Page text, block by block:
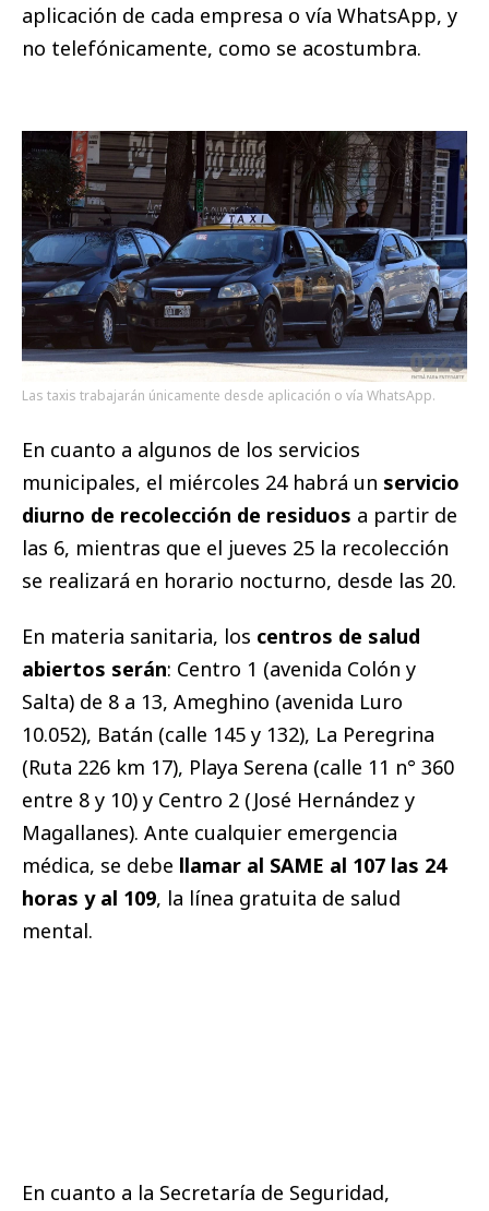
aplicación de cada empresa o vía WhatsApp, y
no telefónicamente, como se acostumbra.
Las taxis trabajarán únicamente desde aplicación o vía WhatsApp.
En cuanto a algunos de los servicios
municipales, el miércoles 24 habrá un servicio
diurno de recolección de residuos a partir de
las 6, mientras que el jueves 25 la recolección
se realizará en horario nocturno, desde las 20.
En materia sanitaria, los centros de salud
abiertos serán: Centro 1 (avenida Colón y
Salta) de 8 a 13, Ameghino (avenida Luro
10.052), Batán (calle 145 y 132), La Peregrina
(Ruta 226 km 17), Playa Serena (calle 11 n° 360
entre 8 y 10) y Centro 2 (José Hernández y
Magallanes). Ante cualquier emergencia
médica, se debe llamar al SAME al 107 las 24
horas y al 109, la línea gratuita de salud
mental.
En cuanto a la Secretaría de Seguridad,